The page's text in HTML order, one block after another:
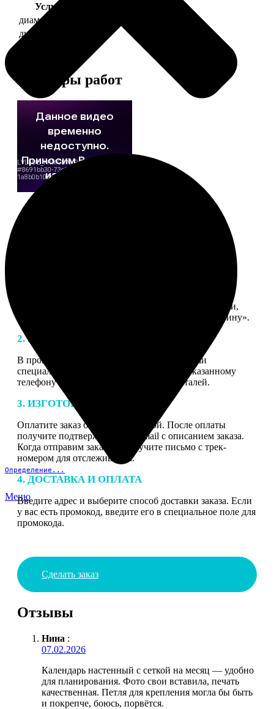
Определение...
Меню
Услуга
диаметр 37 мм
диаметр 56 мм
Примеры работ
Нажмите «Сделать заказ», выберите тип продукции,
загрузите фотографии, нажмите «Добавить в корзину».
2. МАКЕТ
В процессе подготовки заказа к печати наши
специалисты могут связаться с Вами по указанному
телефону или email для согласования деталей.
3. ИЗГОТОВЛЕНИЕ
Оплатите заказ банковской картой. После оплаты
получите подтверждение на email с описанием заказа.
Когда отправим заказ вы получите письмо с трек-
номером для отслеживания.
4. ДОСТАВКА И ОПЛАТА
Введите адрес и выберите способ доставки заказа. Если
у вас есть промокод, введите его в специальное поле для
промокода.
Сделать заказ
Отзывы
Нина :
07.02.2026
Календарь настенный с сеткой на месяц — удобно
для планирования. Фото свои вставила, печать
качественная. Петля для крепления могла бы быть
и покрепче, боюсь, порвётся.